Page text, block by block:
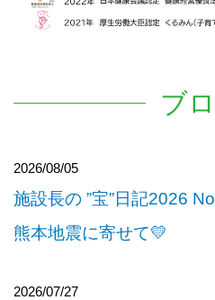
ブ
2026/08/05
施設長の ”宝”日記2026
熊本地震に寄せて💛
2026/07/27